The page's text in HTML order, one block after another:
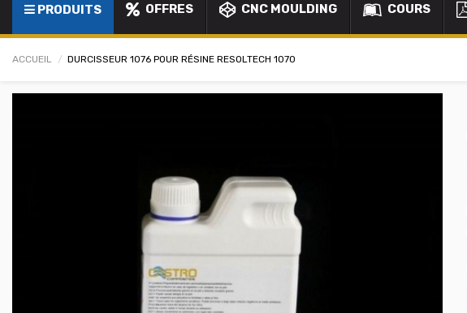
PRODUITS OFFRES CNC MOULDING COURS
ACCUEIL DURCISSEUR 1076 POUR RÉSINE RESOLTECH 1070